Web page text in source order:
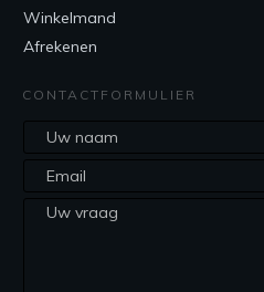
Winkelmand
Afrekenen
CONTACTFORMULIER